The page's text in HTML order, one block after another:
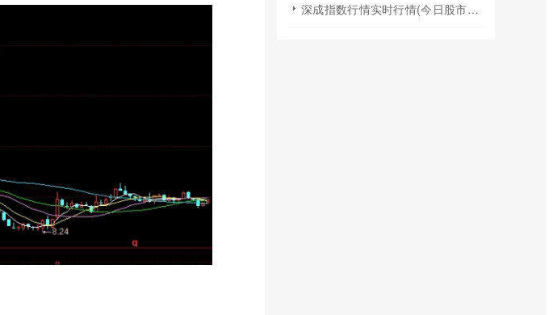
深成指数行情实时行情(今日股市行情大盘指数实时行情)